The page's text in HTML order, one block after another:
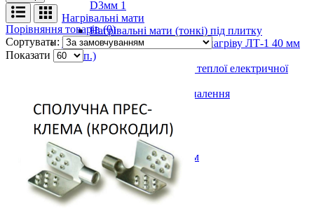
D3мм 1
Нагрівальні мати
Нагрівальні мати (тонкі) під плитку
Вуглецева стрічка для електронагріву ЛТ-1 40 мм
(5 м.п.)
Комплектуючі для монтажу теплої електричної
Показати усі Кабельні системи опалення
Дров'яні печі
Булер'яни
Буржуйки
Показати усі Дров'яні печі
Теплі килими з електро-підігрівом
Килимки 220 В
Стандарт
Універсал
Порівняння товарів (0)
Сортувати:
Показати